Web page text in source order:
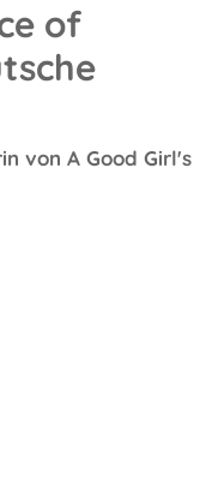
of
von A Good Girl's